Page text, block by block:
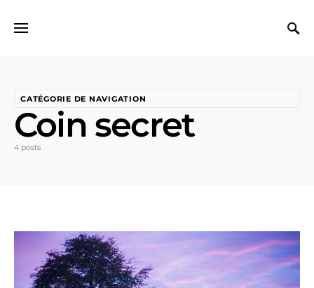
CATÉGORIE DE NAVIGATION
Coin secret
4 posts